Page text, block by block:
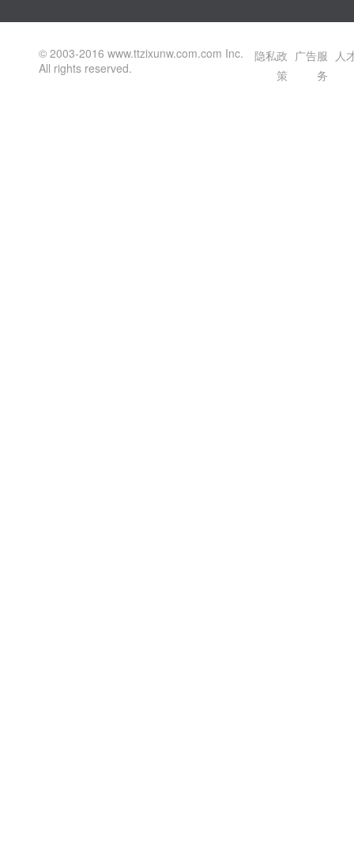
© 2003-2016 www.ttzixunw.com.com Inc.
All rights reserved.
隐私政
策
广告服
务
人